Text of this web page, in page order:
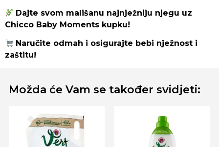
Dajte svom mališanu najnježniju njegu uz
Chicco Baby Moments kupku!
Naručite odmah i osigurajte bebi nježnost i
zaštitu!
Možda će Vam se također svidjeti: